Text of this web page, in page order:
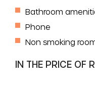
Bathroom
Phone
Non smoking
IN THE PRICE OF